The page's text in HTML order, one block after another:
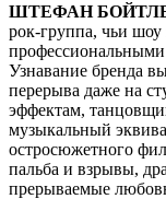
ШТЕФАН
рок-группа, чьи шоу
Узнавание бренда
перерыва даже на
эффектам,
музыкальный
остросюжетного
пальба и взрывы,
прерываемые